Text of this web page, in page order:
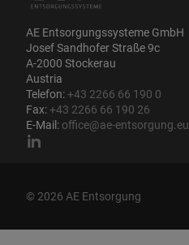
AE Entsorgungssysteme GmbH
Josef Sandhofer Straße 9c
A-2000 Stockerau
Austria
Telefon:+43 2266 66 190 0
Fax:+43 2266 66 190 26
E-Mail: office@ae-entsorgung.eu
© 2026 AE Entsorgung